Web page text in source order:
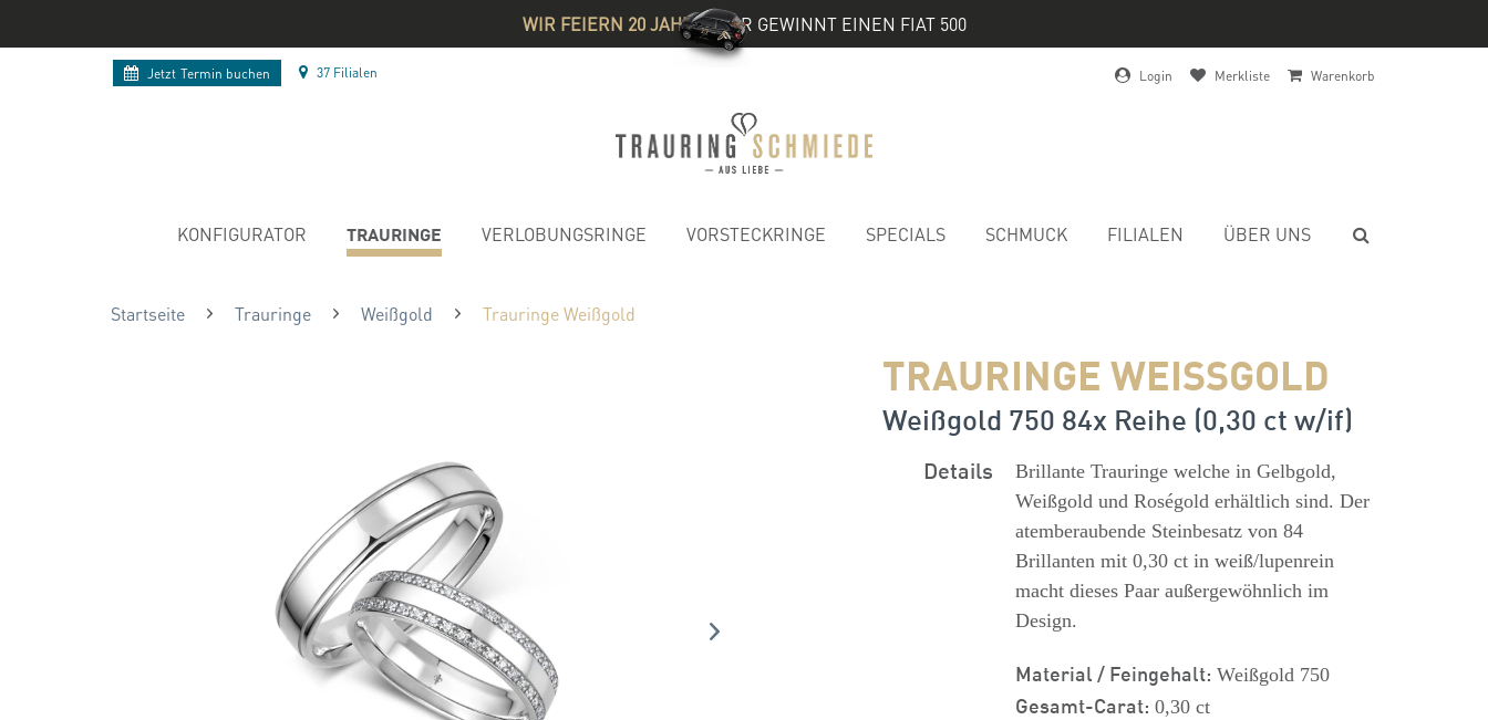
WIR FEIERN 20 JAHRE& IHR GEWINNT EINEN FIAT 500
Jetzt Termin buchen 37 Filialen Login Merkliste Warenkorb
KONFIGURATOR TRAURINGE VERLOBUNGSRINGE VORSTECKRINGE SPECIALS SCHMUCK FILIALEN ÜBER UNS
Startseite Trauringe Weißgold Trauringe Weißgold
TRAURINGE WEISSGOLD
Weißgold 750 84x Reihe (0,30 ct w/if)
Details
Brillante Trauringe welche in Gelbgold,
Weißgold und Roségold erhältlich sind. Der
atemberaubende Steinbesatz von 84
Brillanten mit 0,30 ct in weiß/lupenrein
macht dieses Paar außergewöhnlich im
Design.
Material / Feingehalt: Weißgold 750
Gesamt-Carat: 0,30 ct